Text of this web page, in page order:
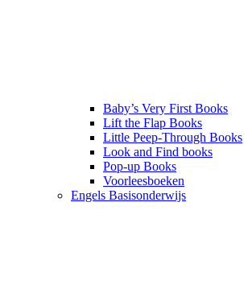
Baby’s Very First Books
Lift the Flap Books
Little Peep-Through Books
Look and Find books
Pop-up Books
Voorleesboeken
Engels Basisonderwijs